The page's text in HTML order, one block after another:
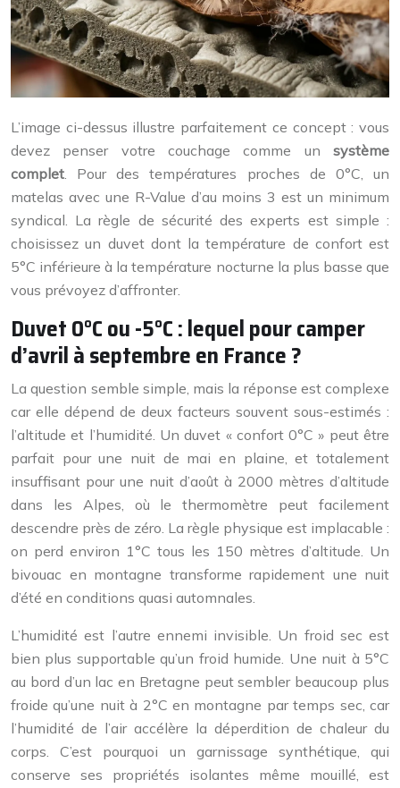
L’image ci-dessus illustre parfaitement ce concept : vous
devez penser votre couchage comme un système
complet. Pour des températures proches de 0°C, un
matelas avec une R-Value d’au moins 3 est un minimum
syndical. La règle de sécurité des experts est simple :
choisissez un duvet dont la température de confort est
5°C inférieure à la température nocturne la plus basse que
vous prévoyez d’affronter.
Duvet 0°C ou -5°C : lequel pour camper
d’avril à septembre en France ?
La question semble simple, mais la réponse est complexe
car elle dépend de deux facteurs souvent sous-estimés :
l’altitude et l’humidité. Un duvet « confort 0°C » peut être
parfait pour une nuit de mai en plaine, et totalement
insuffisant pour une nuit d’août à 2000 mètres d’altitude
dans les Alpes, où le thermomètre peut facilement
descendre près de zéro. La règle physique est implacable :
on perd environ 1°C tous les 150 mètres d’altitude. Un
bivouac en montagne transforme rapidement une nuit
d’été en conditions quasi automnales.
L’humidité est l’autre ennemi invisible. Un froid sec est
bien plus supportable qu’un froid humide. Une nuit à 5°C
au bord d’un lac en Bretagne peut sembler beaucoup plus
froide qu’une nuit à 2°C en montagne par temps sec, car
l’humidité de l’air accélère la déperdition de chaleur du
corps. C’est pourquoi un garnissage synthétique, qui
conserve ses propriétés isolantes même mouillé, est